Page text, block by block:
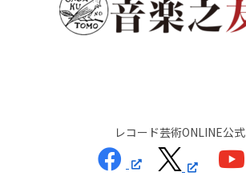
レコード芸術ONLINE公式